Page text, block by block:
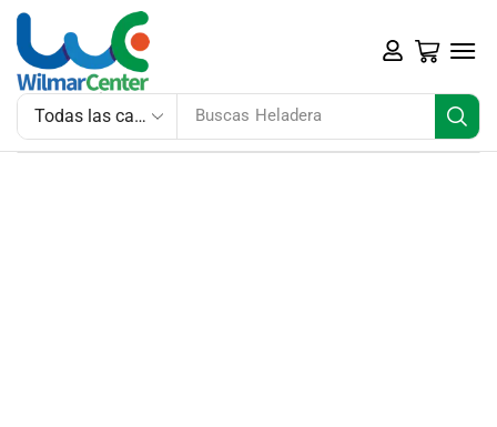
Buscas Heladera